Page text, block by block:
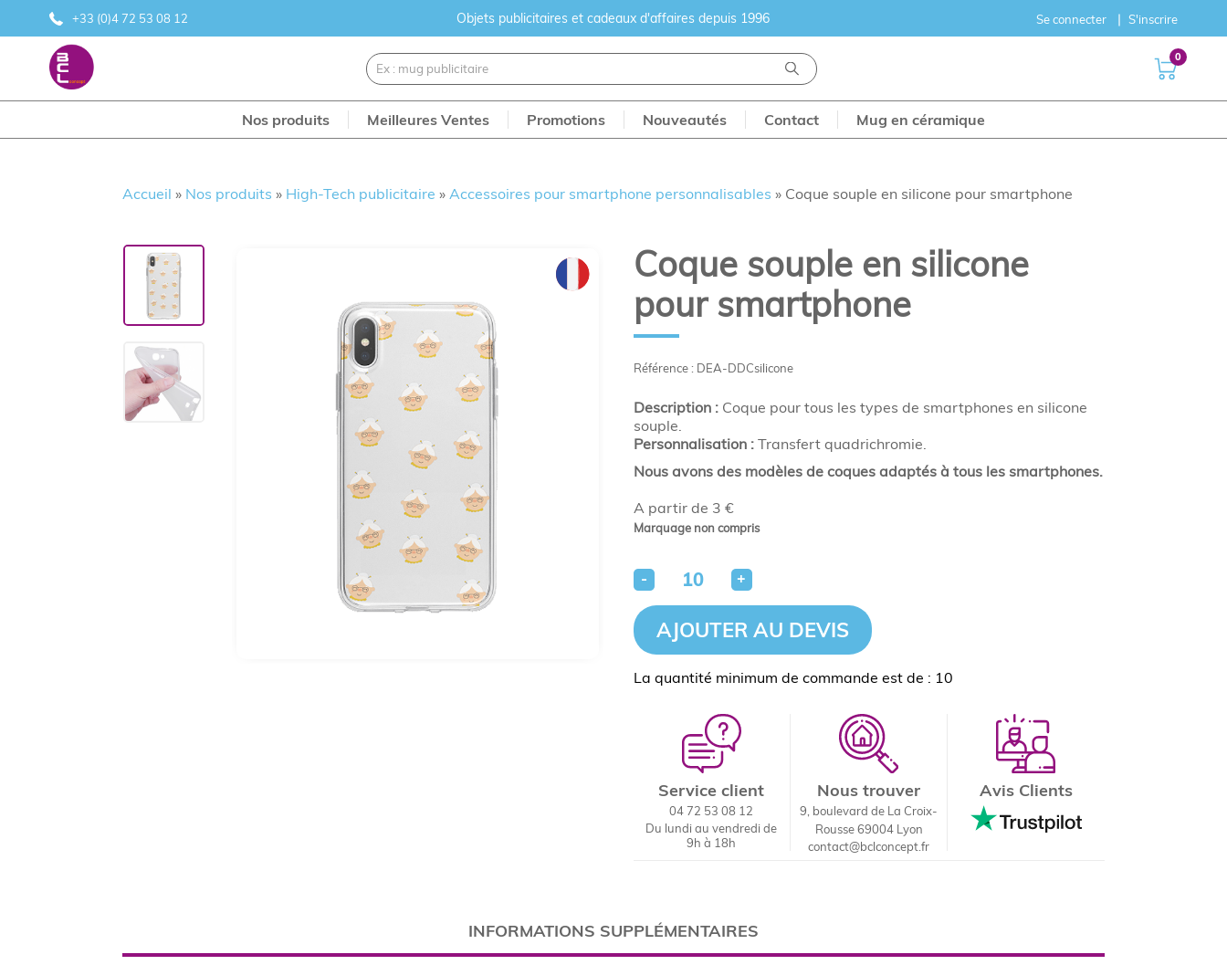
+33 (0)4 72 53 08 12 Objets publicitaires et cadeaux d'affaires depuis 1996 Se connecter S'inscrire
0
Nos produits Meilleures Ventes Promotions Nouveautés Contact Mug en céramique
Accueil » Nos produits » High-Tech publicitaire »Accessoires pour smartphone personnalisables » Coque souple en silicone pour smartphone
Référence : DEA-DDCsilicone
A partir de 3 €
Marquage non compris
Coque souple en silicone
pour smartphone
Description :Coque pour tous les types de smartphones en silicone
souple.
Personnalisation :Transfert quadrichromie.
Nous avons des modèles de coques adaptés à tous les smartphones.
- +
AJOUTER AU DEVIS
La quantité minimum de commande est de : 10
Service client
04 72 53 08 12
Du lundi au vendredi de
9h à 18h
Nous trouver
9, boulevard de La Croix-
Rousse 69004 Lyon
contact@bclconcept.fr
Avis Clients
INFORMATIONS SUPPLÉMENTAIRES